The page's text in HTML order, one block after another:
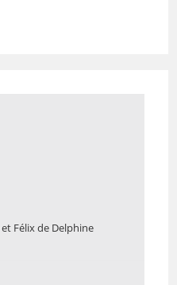
Félix de Delphine